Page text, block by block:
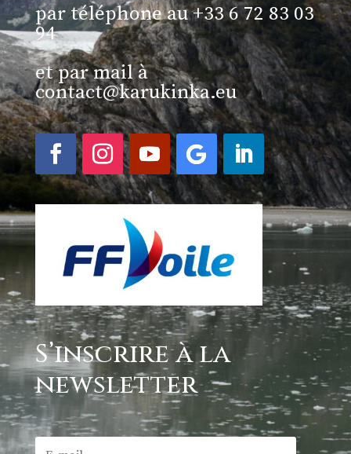
par téléphone au +33 6 72 83 03
94
et par mail à
contact@karukinka.eu
S’inscrire à la
newsletter